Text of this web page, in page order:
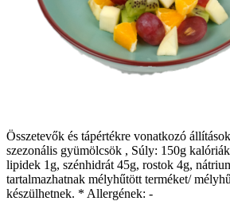
Összetevők és tápértékre vonatkozó
szezonális gyümölcsök , Súly: 150g
lipidek 1g, szénhidrát 45g, rostok 4g,
tartalmazhatnak mélyhűtött terméket/
készülhetnek. * Allergének: -